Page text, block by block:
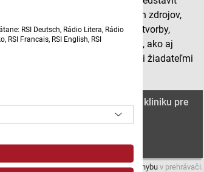
RSI Deutsch, Rádio Litera, Rádio
RSI Francais, RSI English, RSI
financovania kultúry z európskych zdrojov,
na podporu umeleckej tvorby,
inštitúcií, kreatívneho priemyslu, ako aj
S aktérmi aj úspešnými žiadateľmi
Prvú župnú grantovú kliniku pre
problém s prehrávaním?Nahláste nám chybu v prehrávači.